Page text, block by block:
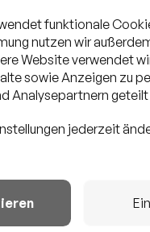
DREAM TEAM
funktionale
nutzen wir
Website verwendet
sowie Anzeigen zu
Analysepartnern
jederzeit